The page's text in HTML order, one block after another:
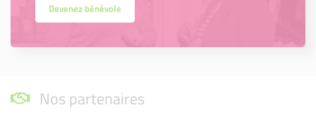
Devenez bénévole
Nos partenaires